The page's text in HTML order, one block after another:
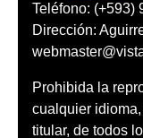
Teléfono: (+593)
Dirección:
Prohibida la
cualquier
titular, de todos